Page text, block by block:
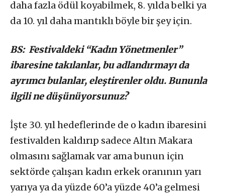
daha fazla ödül koyabilmek, 8. yılda belki ya
da 10. yıl daha mantıklı böyle bir şey için.
BS: Festivaldeki “Kadın Yönetmenler”
ibaresine takılanlar, bu adlandırmayı da
ayrımcı bulanlar, eleştirenler oldu. Bununla
ilgili ne düşünüyorsunuz?
İşte 30. yıl hedeflerinde de o kadın ibaresini
festivalden kaldırıp sadece Altın Makara
olmasını sağlamak var ama bunun için
sektörde çalışan kadın erkek oranının yarı
yarıya ya da yüzde 60’a yüzde 40’a gelmesi